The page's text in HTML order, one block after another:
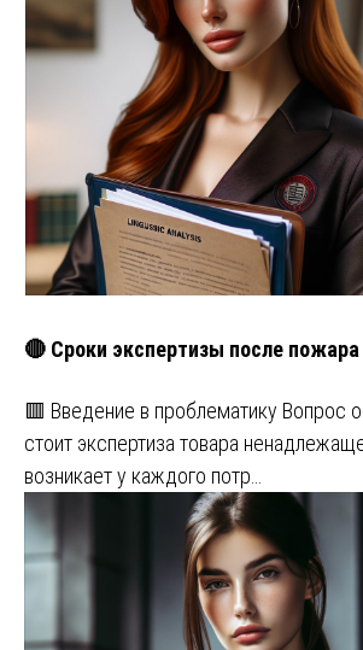
🔴 Сроки экспертизы после пожара
🟥 Введение в проблематику Вопрос
стоит экспертиза товара
возникает у каждого потр…